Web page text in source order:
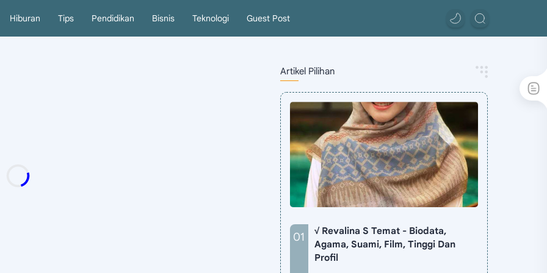
Hiburan Tips Pendidikan Bisnis Teknologi Guest Post
Artikel Pilihan
√ Revalina S Temat - Biodata,
Agama, Suami, Film, Tinggi Dan
Profil